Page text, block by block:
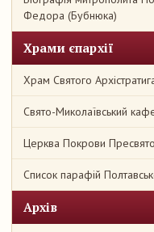
Федора (Бубнюка)
Храми єпархії
Храм Святого
Свято-Миколаївський
Церква Покрови
Список парафій
Архів